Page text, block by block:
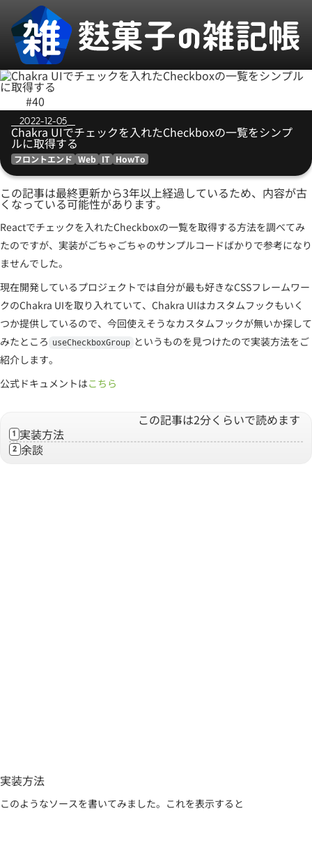
#40
2022-12-05
Chakra UIでチェックを入れたCheckboxの一覧をシンプ
ルに取得する
フロントエンド Web IT HowTo
この記事は最終更新から3年以上経過しているため、内容が古
くなっている可能性があります。
Reactでチェックを入れたCheckboxの一覧を取得する方法を調べてみ
たのですが、実装がごちゃごちゃのサンプルコードばかりで参考になり
ませんでした。
現在開発しているプロジェクトでは自分が最も好きなCSSフレームワー
クのChakra UIを取り入れていて、Chakra UIはカスタムフックもいく
つか提供しているので、今回使えそうなカスタムフックが無いか探して
みたところ useCheckboxGroup というものを見つけたので実装方法をご
紹介します。
公式ドキュメントはこちら
1 実装方法
2 余談
この記事は2分くらいで読めます
実装方法
このようなソースを書いてみました。これを表示すると